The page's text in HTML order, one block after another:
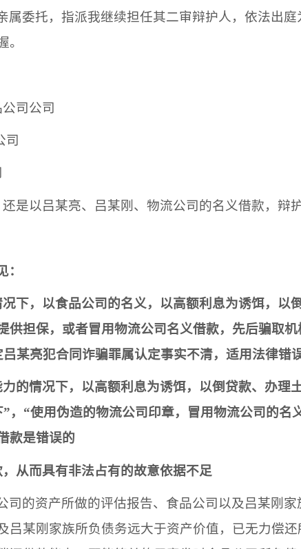
属委托，指派我继续担任其二审辩护人，依法出
。
司公司
司
是以吕某亮、 吕某刚 、物流公司的名义借款，辩
下，以食品公司 的名义，以高额利息为诱饵，以
供担保，或者冒用物流公司 名义借款，先后骗取机
吕某亮犯合同诈骗罪属认定事实不清，适用法律错
的情况下，以高额利息为诱饵，以倒贷款、办理
”，“使用伪造的物流公司 印章，冒用物流公司 的名
款是错误的
从而具有非法占有的故意依据不足
司 的资产所做的评估报告、 食品公司 以及吕某刚 家
吕某刚 家族所负债务远大于资产价值，已无力偿